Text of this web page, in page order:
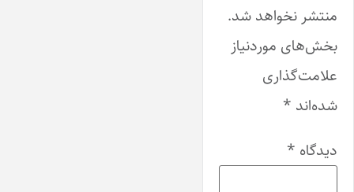
منتشر نخواهد شد.
بخش‌های موردنیاز
علامت‌گذاری
شده‌اند *
دیدگاه *